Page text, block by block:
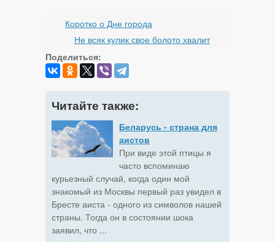
Коротко о Дне города
Не всяк кулик свое болото хвалит
Поделиться:
Читайте также:
Беларусь - страна для
аистов
При виде этой птицы я
часто вспоминаю
курьезный случай, когда один мой
знакомый из Москвы первый раз увидел в
Бресте аиста - одного из символов нашей
страны. Тогда он в состоянии шока
заявил, что ...